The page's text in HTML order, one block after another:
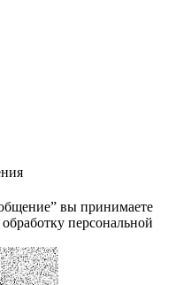
вы принимаете
персональной